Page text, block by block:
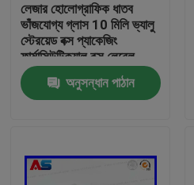
লেজার হোলোগ্রাফিক ধাতব
ভাঁজযোগ্য গ্লাস 10 মিলি ভ্যালু
স্টেরয়েড বক্স প্যাকেজিং
ফার্মাসিউটিক্যাল বক্স লেবেল
অনুসন্ধান পাঠান